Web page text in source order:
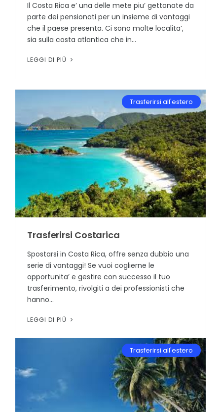
Il Costa Rica e’ una delle mete piu’ gettonate da
parte dei pensionati per un insieme di vantaggi
che il paese presenta. Ci sono molte localita’,
sia sulla costa atlantica che in...
LEGGI DI PIÙ
Trasferirsi all'estero
Trasferirsi Costarica
Spostarsi in Costa Rica, offre senza dubbio una
serie di vantaggi! Se vuoi coglierne le
opportunita’ e gestire con successo il tuo
trasferimento, rivolgiti a dei professionisti che
hanno...
LEGGI DI PIÙ
Trasferirsi all'estero